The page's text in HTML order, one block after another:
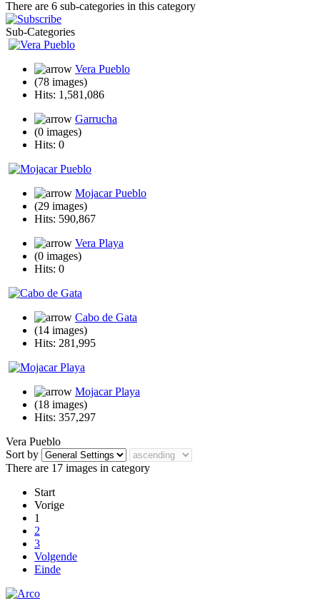
There are 6 sub-categories in this category
Sub-Categories
Vera Pueblo
(78 images)
Hits: 1,581,086
Garrucha
(0 images)
Hits: 0
Mojacar Pueblo
(29 images)
Hits: 590,867
Vera Playa
(0 images)
Hits: 0
Cabo de Gata
(14 images)
Hits: 281,995
Mojacar Playa
(18 images)
Hits: 357,297
Vera Pueblo
Sort by
There are 17 images in category
Start
Vorige
1
2
3
Volgende
Einde